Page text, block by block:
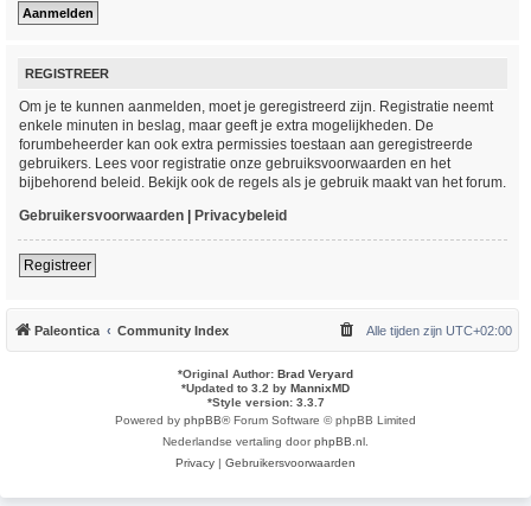
REGISTREER
Om je te kunnen aanmelden, moet je geregistreerd zijn. Registratie neemt
enkele minuten in beslag, maar geeft je extra mogelijkheden. De
forumbeheerder kan ook extra permissies toestaan aan geregistreerde
gebruikers. Lees voor registratie onze gebruiksvoorwaarden en het
bijbehorend beleid. Bekijk ook de regels als je gebruik maakt van het forum.
Gebruikersvoorwaarden | Privacybeleid
Registreer
Paleontica Community Index Alle tijden zijn UTC+02:00
*Original Author: Brad Veryard
*Updated to 3.2 by MannixMD
*Style version: 3.3.7
Powered by phpBB® Forum Software © phpBB Limited
Nederlandse vertaling doorphpBB.nl
Privacy | Gebruikersvoorwaarden